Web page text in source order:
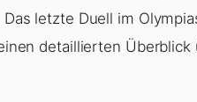
letzte Duell im
detaillierten Überblick